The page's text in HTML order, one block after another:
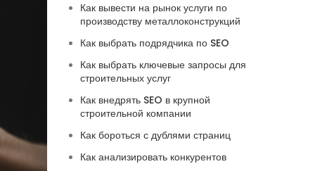
Как вывести на рынок услуги по
производству металлоконструкций
Как выбрать подрядчика по SEO
Как выбрать ключевые запросы для
строительных услуг
Как внедрять SEO в крупной
строительной компании
Как бороться с дублями страниц
Как анализировать конкурентов